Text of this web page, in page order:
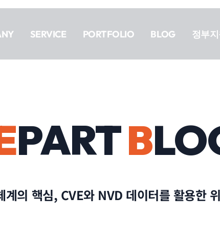
SERVICE PORTFOLIO BLOG 정부
PARTB
의 핵심, CVE와 NVD 데이터를 활용한